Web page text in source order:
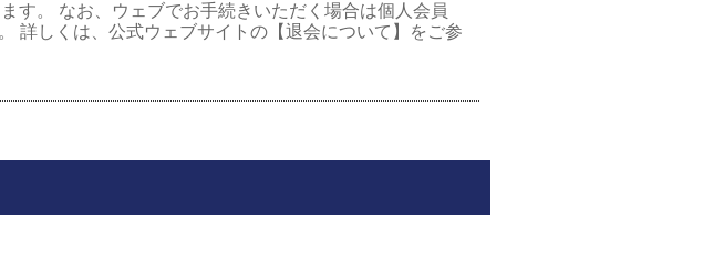
す。 なお、ウェブでお手続きいただく場合は個人会員
詳しくは、公式ウェブサイトの【退会について】をご参